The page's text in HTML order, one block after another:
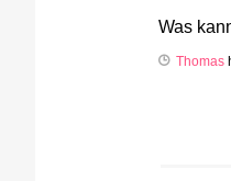
Was
Thomas